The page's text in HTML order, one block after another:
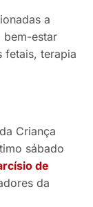
a
bem-estar
fetais, terapia
Criança
sábado
de
da